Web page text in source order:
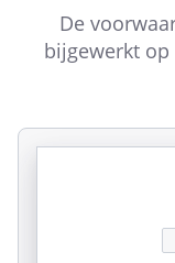
De
bijgewerkt